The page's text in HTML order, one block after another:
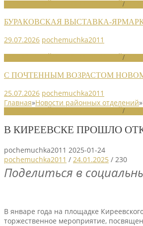
/
БУРАКОВСКАЯ ВЫСТАВКА-
29.07.2026 pochemuchka2011
/
С ПОЧТЕННЫМ ВОЗРАСТОМ
25.07.2026 pochemuchka2011
Главная»Новости районных отделений»
/
В КИРЕЕВСКЕ ПРОШЛО
pochemuchka2011 2025-01-24
pochemuchka2011 / 24.01.2025 / 230
Поделиться в
В январе года на площадке
торжественное мероприятие,